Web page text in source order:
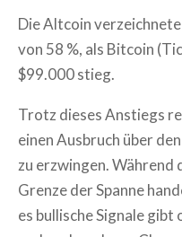
Die Altcoin
von 58 %, als Bitcoin
$99.000 stieg.
Trotz dieses Anstiegs
einen Ausbruch über
zu erzwingen. Während
Grenze der Spanne
es bullische Signale gibt